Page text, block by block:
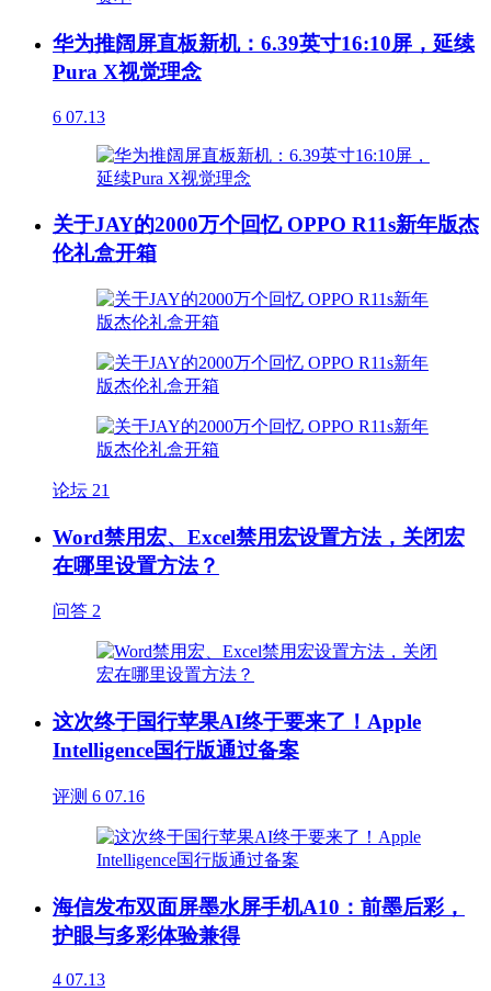
华为推阔屏直板新机：6.39英寸16:10屏，延续
Pura X视觉理念
6 07.13
关于JAY的2000万个回忆 OPPO R11s新年版杰
伦礼盒开箱
论坛 21
Word禁用宏、Excel禁用宏设置方法，关闭宏
在哪里设置方法？
问答 2
这次终于国行苹果AI终于要来了！Apple
Intelligence国行版通过备案
评测 6 07.16
海信发布双面屏墨水屏手机A10：前墨后彩，
护眼与多彩体验兼得
4 07.13